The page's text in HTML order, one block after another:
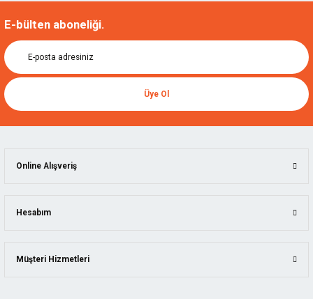
E-bülten aboneliği.
Üye Ol
Online Alışveriş
Hesabım
Müşteri Hizmetleri